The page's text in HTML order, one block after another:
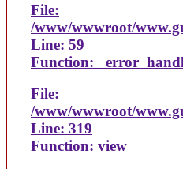
File:
/www/wwwroot/
Line: 59
Function:
File:
/www/wwwroot/
Line: 319
Function: view